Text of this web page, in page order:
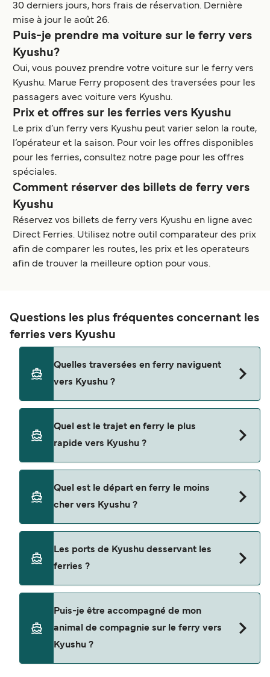
30 derniers jours, hors frais de réservation. Dernière
mise à jour le août 26.
Puis-je prendre ma voiture sur le ferry vers
Kyushu?
Oui, vous pouvez prendre votre voiture sur le ferry vers
Kyushu. Marue Ferry proposent des traversées pour les
passagers avec voiture vers Kyushu.
Prix et offres sur les ferries vers Kyushu
Le prix d’un ferry vers Kyushu peut varier selon la route,
l’opérateur et la saison. Pour voir les offres disponibles
pour les ferries, consultez notre page pour les offres
spéciales.
Comment réserver des billets de ferry vers
Kyushu
Réservez vos billets de ferry vers Kyushu en ligne avec
Direct Ferries. Utilisez notre outil comparateur des prix
afin de comparer les routes, les prix et les operateurs
afin de trouver la meilleure option pour vous.
Questions les plus fréquentes concernant les
ferries vers Kyushu
Quelles traversées en ferry naviguent
vers Kyushu ?
Naha
Motobu
Yawatahama
Nishinoomote
Miyanoura
Osaka
Kobé
Yokosuka
Kagoshima
Quel est le trajet en ferry le plus
rapide vers Kyushu ?
est sur la route Nishinoomote - Kagoshima, avec
une durée du trajet d’environ 1 heure 40 minutes.
Quel est le départ en ferry le moins
cher vers Kyushu ?
coûte $13 sur la route Yoron Island - Wadomari.
Prix hors frais de réservation.
Les ports de Kyushu desservant les
ferries ?
disponibles sont
Yoron Island
Usuki
Puis-je être accompagné de mon
animal de compagnie sur le ferry vers
Kyushu ?